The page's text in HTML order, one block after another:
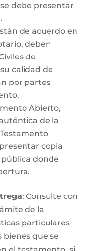
debe presentar
de acuerdo en
deben
de
calidad de
por partes
Abierto,
de la
copia
donde
: Consulte con
de la
particulares
bienes que se